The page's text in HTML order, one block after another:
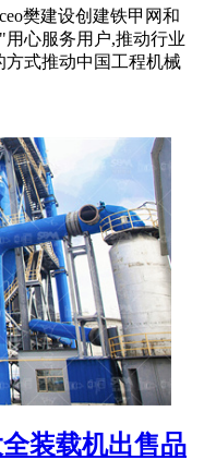
樊建设创建铁甲网和
心服务用户,推动行业
式推动中国工程机械
装载机出售品